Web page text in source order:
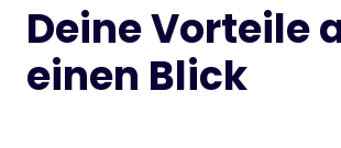
Deine Vorteile
einen Blick